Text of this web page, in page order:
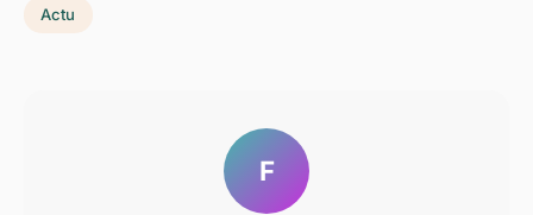
Actu
F